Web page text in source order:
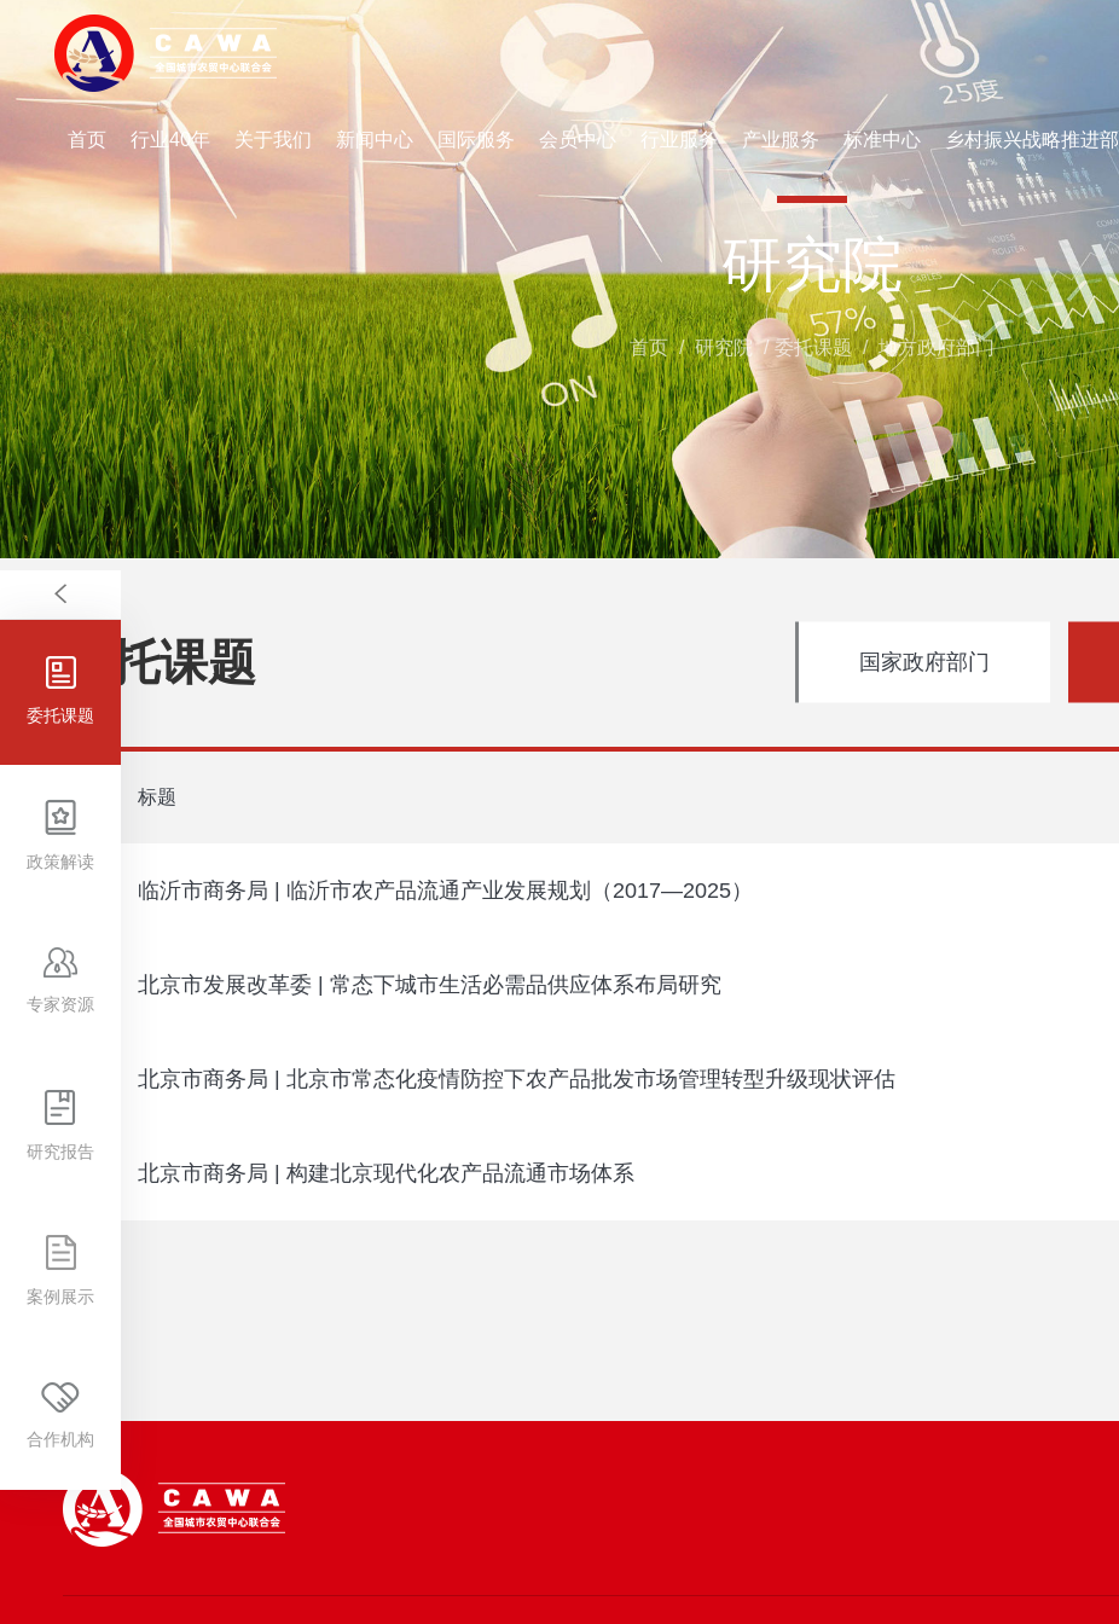
首页 行业40年 关于我们 新闻中心 国际服务 会员中心 行业服务 产业服务 标准中心 乡村振兴战略推进部
研究院
首页 / 研究院 / 委托课题 / 地方政府部门
委托课题 国家政府部门
标题
临沂市商务局 | 临沂市农产品流通产业发展规划（2017—2025）
北京市发展改革委 | 常态下城市生活必需品供应体系布局研究
北京市商务局 | 北京市常态化疫情防控下农产品批发市场管理转型升级现状评估
北京市商务局 | 构建北京现代化农产品流通市场体系
委托课题
政策解读
专家资源
研究报告
案例展示
合作机构